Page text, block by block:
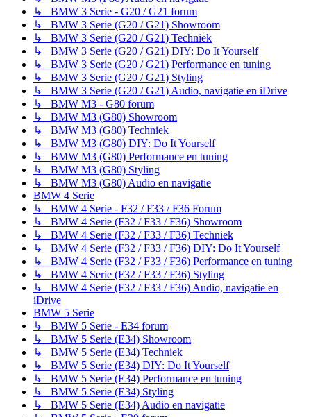
↳ BMW 3 Serie - G20 / G21 forum
↳ BMW 3 Serie (G20 / G21) Showroom
↳ BMW 3 Serie (G20 / G21) Techniek
↳ BMW 3 Serie (G20 / G21) DIY: Do It Yourself
↳ BMW 3 Serie (G20 / G21) Performance en tuning
↳ BMW 3 Serie (G20 / G21) Styling
↳ BMW 3 Serie (G20 / G21) Audio, navigatie en iDrive
↳ BMW M3 - G80 forum
↳ BMW M3 (G80) Showroom
↳ BMW M3 (G80) Techniek
↳ BMW M3 (G80) DIY: Do It Yourself
↳ BMW M3 (G80) Performance en tuning
↳ BMW M3 (G80) Styling
↳ BMW M3 (G80) Audio en navigatie
BMW 4 Serie
↳ BMW 4 Serie - F32 / F33 / F36 Forum
↳ BMW 4 Serie (F32 / F33 / F36) Showroom
↳ BMW 4 Serie (F32 / F33 / F36) Techniek
↳ BMW 4 Serie (F32 / F33 / F36) DIY: Do It Yourself
↳ BMW 4 Serie (F32 / F33 / F36) Performance en tuning
↳ BMW 4 Serie (F32 / F33 / F36) Styling
↳ BMW 4 Serie (F32 / F33 / F36) Audio, navigatie en
iDrive
BMW 5 Serie
↳ BMW 5 Serie - E34 forum
↳ BMW 5 Serie (E34) Showroom
↳ BMW 5 Serie (E34) Techniek
↳ BMW 5 Serie (E34) DIY: Do It Yourself
↳ BMW 5 Serie (E34) Performance en tuning
↳ BMW 5 Serie (E34) Styling
↳ BMW 5 Serie (E34) Audio en navigatie